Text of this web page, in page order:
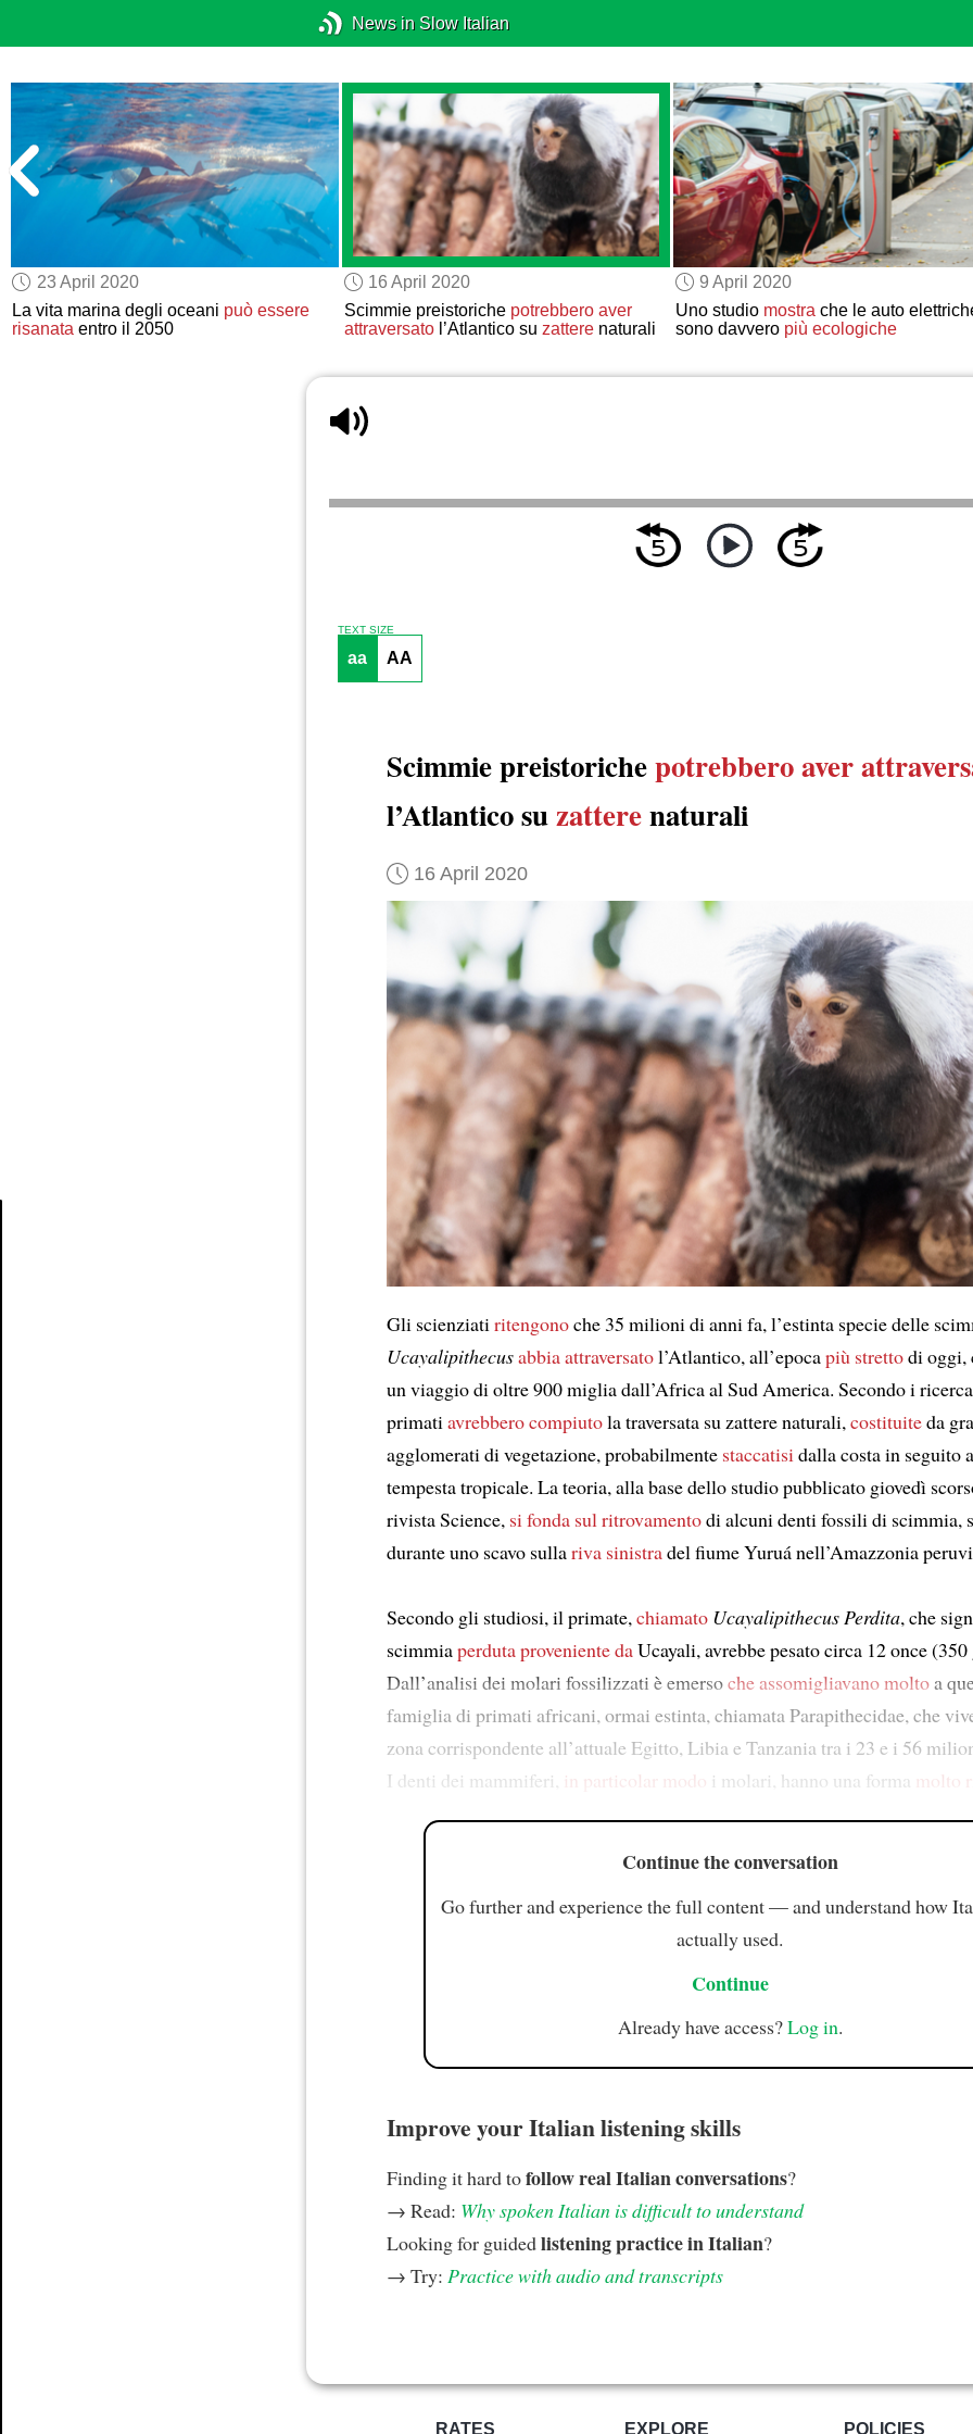
News in Slow Italian
23 April 2020
La vita marina degli oceani può essere
risanata entro il 2050
16 April 2020
Scimmie preistoriche potrebbero aver
attraversatol’Atlantico su zatterenaturali
9 April 2020
Uno studio mostrache le auto
sono davvero più ecologiche
TEXT SIZE
aa AA
Scimmie preistorichepotrebbero aver
l’Atlantico suzatterenaturali
16 April 2020
Gli scienziatiritengonoche 35 milioni di anni fa, l’estinta specie delle
Ucayalipithecusabbia attraversatol’Atlantico, all’epocapiù strettodi oggi,
un viaggio di oltre 900 miglia dall’Africa al Sud America. Secondo i
primatiavrebbero compiutola traversata su zattere naturali,costituiteda
agglomerati di vegetazione, probabilmente staccatisidalla costa in seguito
tempesta tropicale. La teoria, alla base dello studio pubblicato giovedì
rivista Science, si fonda sul ritrovamentodi alcuni denti fossili di scimmia,
durante uno scavo sullariva sinistradel fiume Yuruá nell’Amazzonia
Secondo gli studiosi, il primate,chiamato Ucayalipithecus Perdita, che
scimmiaperdutaproveniente daUcayali, avrebbe pesato circa 12 once
Dall’analisi dei molari fossilizzati è emersoche assomigliavano moltoa
famiglia di primati africani, ormai estinta, chiamata Parapithecidae, che
zona corrispondente all’attuale Egitto, Libia e Tanzania tra i 23 e i 56
I denti dei mammiferi, in particolar modo i molari, hanno una forma molto
Continue the conversation
Go further and experience the full content — and understand how
actually used.
Continue
Already have access?Log in.
Improve your Italian listening skills
Finding it hard tofollow real Italian conversations?
→ Read: Why spoken Italian is difficult to understand
Looking for guidedlistening practice in Italian?
→ Try: Practice with audio and transcripts
RATES EXPLORE POLICIES